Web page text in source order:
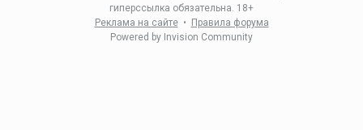
гиперссылка обязательна. 18+
Реклама на сайте• Правила форума
Powered by Invision Community